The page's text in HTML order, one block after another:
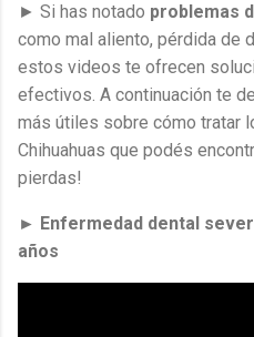
► Si has notado problemas
como mal aliento, pérdida de
estos videos te ofrecen
efectivos. A continuación te
más útiles sobre cómo tratar
Chihuahuas que podés
pierdas!
► Enfermedad dental
años